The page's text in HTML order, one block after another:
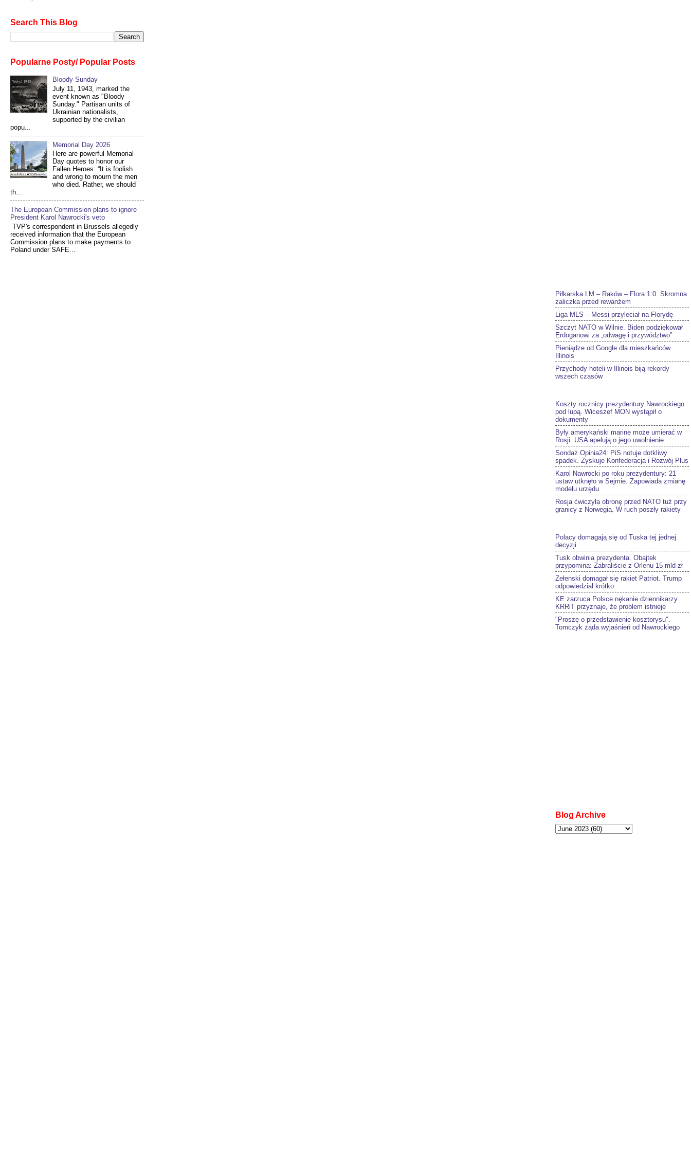
Search This Blog
Popularne Posty/ Popular Posts
Bloody Sunday
July 11, 1943, marked the
event known as "Bloody
Sunday." Partisan units of
Ukrainian nationalists,
supported by the civilian
popu...
Memorial Day 2026
Here are powerful Memorial
Day quotes to honor our
Fallen Heroes: “It is foolish
and wrong to mourn the men
who died. Rather, we should
th...
The European Commission plans to ignore
President Karol Nawrocki's veto
TVP's correspondent in Brussels allegedly
received information that the European
Commission plans to make payments to
Poland under SAFE...
Piłkarska LM – Raków – Flora 1:0. Skromna
zaliczka przed rewanżem
Liga MLS – Messi przyleciał na Florydę
Szczyt NATO w Wilnie. Biden podziękował
Erdoganowi za „odwagę i przywództwo”
Pieniądze od Google dla mieszkańców
Illinois
Przychody hoteli w Illinois biją rekordy
wszech czasów
Koszty rocznicy prezydentury Nawrockiego
pod lupą. Wiceszef MON wystąpił o
dokumenty
Były amerykański marine może umierać w
Rosji. USA apelują o jego uwolnienie
Sondaż Opinia24: PiS notuje dotkliwy
spadek. Zyskuje Konfederacja i Rozwój Plus
Karol Nawrocki po roku prezydentury: 21
ustaw utknęło w Sejmie. Zapowiada zmianę
modelu urzędu
Rosja ćwiczyła obronę przed NATO tuż przy
granicy z Norwegią. W ruch poszły rakiety
Polacy domagają się od Tuska tej jednej
decyzji
Tusk obwinia prezydenta. Obajtek
przypomina: Zabraliście z Orlenu 15 mld zł
Zełenski domagał się rakiet Patriot. Trump
odpowiedział krótko
KE zarzuca Polsce nękanie dziennikarzy.
KRRiT przyznaje, że problem istnieje
"Proszę o przedstawienie kosztorysu".
Tomczyk żąda wyjaśnień od Nawrockiego
Blog Archive